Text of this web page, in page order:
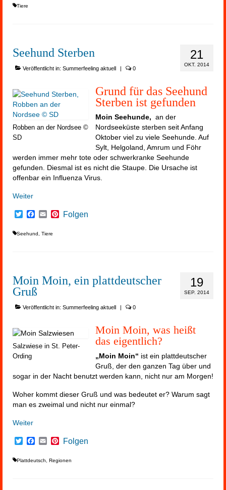
Tiere
21
OKT. 2014
Seehund Sterben
Veröffentlicht in: Summerfeeling aktuell | 0
Robben an der Nordsee ©
SD
Grund für das Seehund
Sterben ist gefunden
Moin Seehunde, an der
Nordseeküste sterben seit Anfang
Oktober viel zu viele Seehunde. Auf
Sylt, Helgoland, Amrum und Föhr
werden immer mehr tote oder schwerkranke Seehunde
gefunden. Diesmal ist es nicht die Staupe. Die Ursache ist
offenbar ein Influenza Virus.
Weiter
TwitterFacebook
EmailPinterest
Folgen
Seehund Tiere
19
SEP. 2014
Moin Moin, ein plattdeutscher
Gruß
Veröffentlicht in: Summerfeeling aktuell | 0
Salzwiese in St. Peter-
Ording
Moin Moin, was heißt
das eigentlich?
„Moin Moin“ ist ein plattdeutscher
Gruß, der den ganzen Tag über und
sogar in der Nacht benutzt werden kann, nicht nur am Morgen!
Woher kommt dieser Gruß und was bedeutet er? Warum sagt
man es zweimal und nicht nur einmal?
Weiter
TwitterFacebook
EmailPinterest
Folgen
Plattdeutsch Regionen